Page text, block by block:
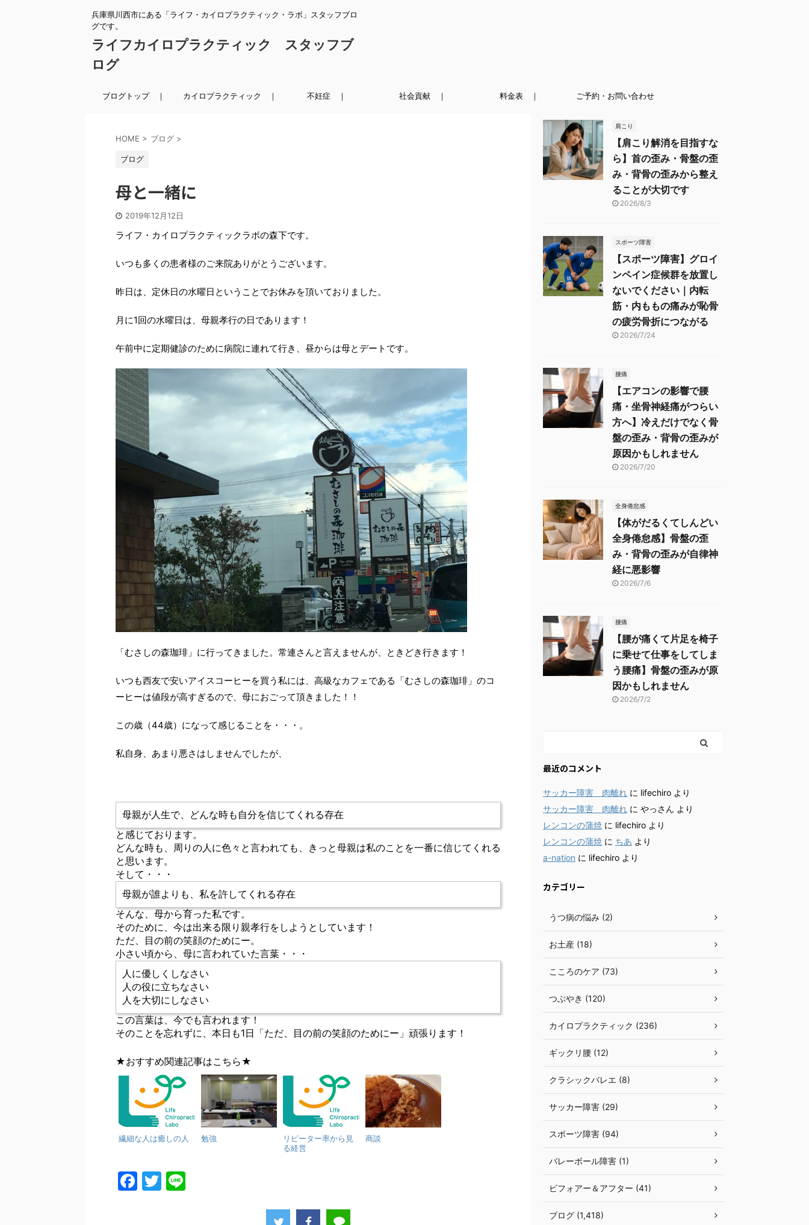
兵庫県川西市にある「ライフ・カイロプラクティック・ラボ」スタッフブロ
グです。
ライフカイロプラクティック スタッフブ
ログ
ブログトップ ｜ カイロプラクティック ｜ 不妊症 ｜ 社会貢献 ｜ 料金表 ｜ ご予約・お問い合わせ
HOME > ブログ >
ブログ
母と一緒に
2019年12月12日
ライフ・カイロプラクティックラボの森下です。
いつも多くの患者様のご来院ありがとうございます。
昨日は、定休日の水曜日ということでお休みを頂いておりました。
月に1回の水曜日は、母親孝行の日であります！
午前中に定期健診のために病院に連れて行き、昼からは母とデートです。
「むさしの森珈琲」に行ってきました。常連さんと言えませんが、ときどき行きます！
いつも西友で安いアイスコーヒーを買う私には、高級なカフェである「むさしの森珈琲」のコ
ーヒーは値段が高すぎるので、母におごって頂きました！！
この歳（44歳）になって感じることを・・・。
私自身、あまり悪さはしませんでしたが、
母親が人生で、どんな時も自分を信じてくれる存在
と感じております。
どんな時も、周りの人に色々と言われても、きっと母親は私のことを一番に信じてくれる
と思います。
そして・・・
母親が誰よりも、私を許してくれる存在
そんな、母から育った私です。
そのために、今は出来る限り親孝行をしようとしています！
ただ、目の前の笑顔のためにー。
小さい頃から、母に言われていた言葉・・・
人に優しくしなさい
人の役に立ちなさい
人を大切にしなさい
この言葉は、今でも言われます！
そのことを忘れずに、本日も1日「ただ、目の前の笑顔のためにー」頑張ります！
★おすすめ関連記事はこちら★
繊細な人は癒しの人 勉強
リピーター率から見
る経営
商談
F
T
肩こり
【肩こり解消を目指すな
ら】首の歪み・骨盤の歪
み・背骨の歪みから整え
ることが大切です
2026/8/3
スポーツ障害
【スポーツ障害】グロイ
ンペイン症候群を放置し
ないでください｜内転
筋・内ももの痛みが恥骨
の疲労骨折につながる
2026/7/24
腰痛
【エアコンの影響で腰
痛・坐骨神経痛がつらい
方へ】冷えだけでなく骨
盤の歪み・背骨の歪みが
原因かもしれません
2026/7/20
全身倦怠感
【体がだるくてしんどい
全身倦怠感】骨盤の歪
み・背骨の歪みが自律神
経に悪影響
2026/7/6
腰痛
【腰が痛くて片足を椅子
に乗せて仕事をしてしま
う腰痛】骨盤の歪みが原
因かもしれません
2026/7/2
最近のコメント
サッカー障害 肉離れ に lifechiro より
サッカー障害 肉離れ に やっさん より
レンコンの蒲焼 に lifechiro より
レンコンの蒲焼 に ちあ より
a-nation に lifechiro より
カテゴリー
うつ病の悩み (2)
お土産 (18)
こころのケア (73)
つぶやき (120)
カイロプラクティック (236)
ギックリ腰 (12)
クラシックバレエ (8)
サッカー障害 (29)
スポーツ障害 (94)
バレーボール障害 (1)
ビフォアー＆アフター (41)
ブログ (1,418)